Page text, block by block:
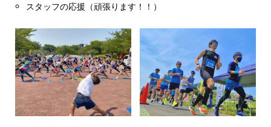
スタッフの応援（頑張ります！！）